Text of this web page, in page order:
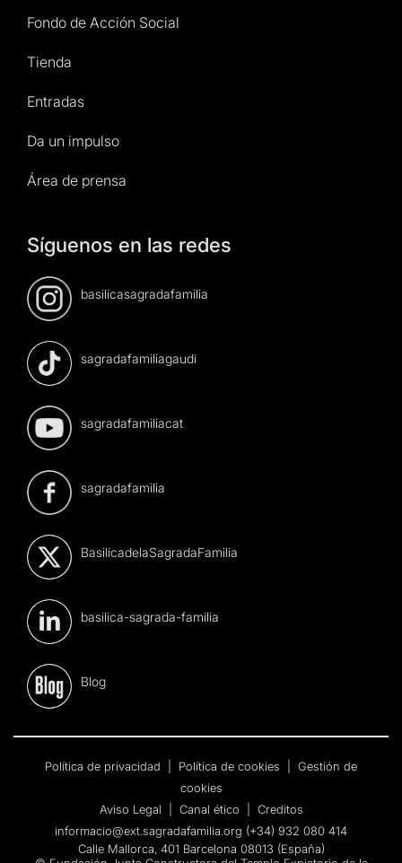
Fondo de Acción Social
Tienda
Entradas
Da un impulso
Área de prensa
Síguenos en las redes
basilicasagradafamilia
sagradafamiliagaudi
sagradafamiliacat
sagradafamilia
BasilicadelaSagradaFamilia
basilica-sagrada-familia
Blog
Política de privacidad Política de cookies
Gestión de
cookies
Aviso Legal
Canal ético
Creditos
informacio@ext.sagradafamilia.org (+34) 932 080 414
Calle Mallorca, 401 Barcelona 08013 (España)